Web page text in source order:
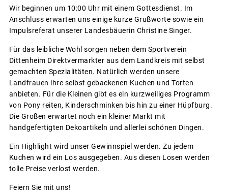
Wir beginnen um 10:00 Uhr mit einem Gottesdienst. Im
Anschluss erwarten uns einige kurze Grußworte sowie ein
Impulsreferat unserer Landesbäuerin Christine Singer.
Für das leibliche Wohl sorgen neben dem Sportverein
Dittenheim Direktvermarkter aus dem Landkreis mit selbst
gemachten Spezialitäten. Natürlich werden unsere
Landfrauen ihre selbst gebackenen Kuchen und Torten
anbieten. Für die Kleinen gibt es ein kurzweiliges Programm
von Pony reiten, Kinderschminken bis hin zu einer Hüpfburg.
Die Großen erwartet noch ein kleiner Markt mit
handgefertigten Dekoartikeln und allerlei schönen Dingen.
Ein Highlight wird unser Gewinnspiel werden. Zu jedem
Kuchen wird ein Los ausgegeben. Aus diesen Losen werden
tolle Preise verlost werden.
Feiern Sie mit uns!